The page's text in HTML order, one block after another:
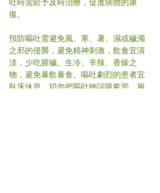
吐時需給予及時治療，促進病體的康
復。
預防嘔吐需避免風、寒、暑、濕或穢濁
之邪的侵襲，避免精神刺激，飲食宜清
淡，少吃腥穢、生冷、辛辣、香燥之
物，避免暴飲暴食。嘔吐劇烈的患者宜
臥床休息，切勿把嘔吐物誤吸氣管，服